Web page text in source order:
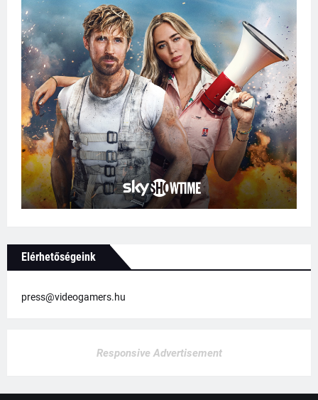
Elérhetőségeink
press@videogamers.hu
Responsive Advertisement